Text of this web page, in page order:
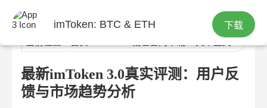
imToken: BTC & ETH 下载
最新imToken 3.0真实评测：用户反
馈与市场趋势分析